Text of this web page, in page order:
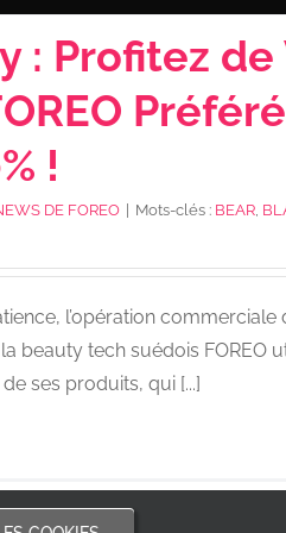
: Profitez de
!
DE FOREO Mots-clés : BEAR,
l’opération commerciale
beauty tech suédois FOREO
ses produits, qui [...]